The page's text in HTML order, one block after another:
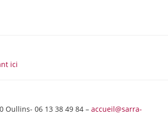
ici
Oullins- 06 13 38 49 84 –accueil@sarra-